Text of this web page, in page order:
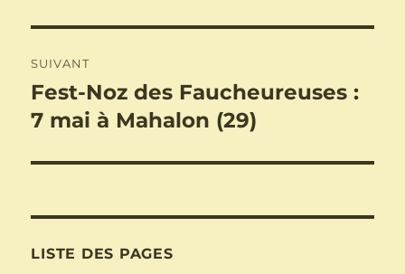
SUIVANT
Publication
suivante :
Fest-Noz des Faucheureuses :
7 mai à Mahalon (29)
LISTE DES PAGES